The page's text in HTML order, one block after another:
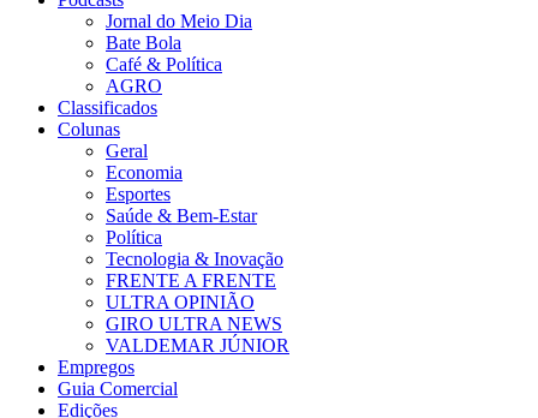
Jornal do Meio Dia
Bate Bola
Café & Política
AGRO
Classificados
Colunas
Geral
Economia
Esportes
Saúde & Bem-Estar
Política
Tecnologia & Inovação
FRENTE A FRENTE
ULTRA OPINIÃO
GIRO ULTRA NEWS
VALDEMAR JÚNIOR
Empregos
Guia Comercial
Edições